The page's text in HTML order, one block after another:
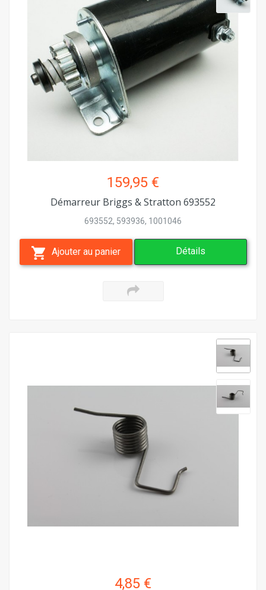
159,95 €
Démarreur Briggs & Stratton 693552
693552, 593936, 1001046
Ajouter au panier Détails
4,85 €